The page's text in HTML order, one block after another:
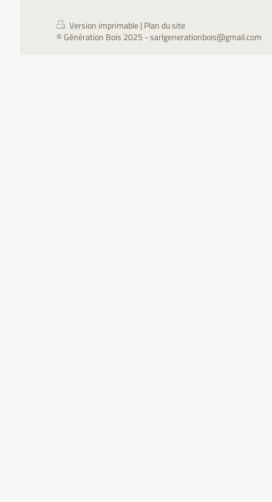
Version imprimable| Plan du site
© Génération Bois 2025 - sarlgenerationbois@gmail.com